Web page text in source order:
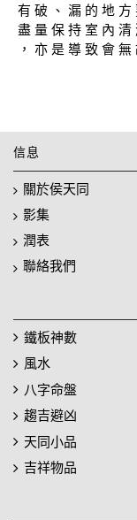
有 破 、 漏 的 地 方
盡 量 保 持 室 內 清
， 亦 是 導 致 會 無
信息
關於侯天同
影集
潤表
聯絡我們
鐵板神數
風水
八字命盤
趨吉避凶
天同小品
吉祥物品